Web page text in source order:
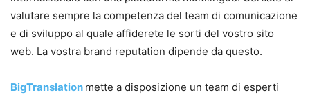
valutare sempre la competenza del team di comunicazione
e di sviluppo al quale affiderete le sorti del vostro sito
web. La vostra brand reputation dipende da questo.
BigTranslation mette a disposizione un team di esperti